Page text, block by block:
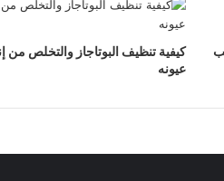
كيفية تنظيف البوتاجاز والتخلص من
عيونه